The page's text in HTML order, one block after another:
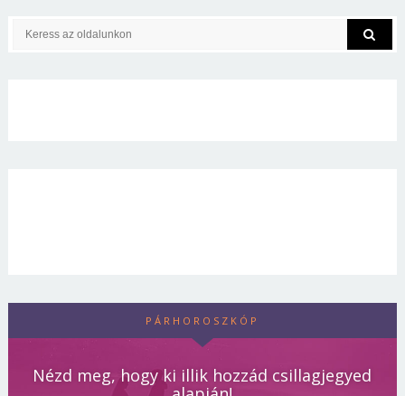
PÁRHOROSZKÓP
Nézd meg, hogy ki illik hozzád csillagjegyed